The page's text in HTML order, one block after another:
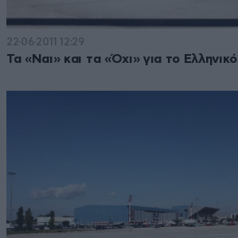
22·06·2011 12:29
Τα «Ναι» και τα «Όχι» για το Ελληνικό